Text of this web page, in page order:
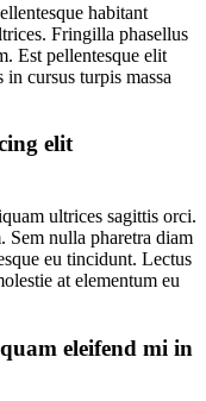
habitant
Fringilla phasellus
Est pellentesque elit
cursus turpis massa
elit
ultrices sagittis orci.
Sem nulla pharetra diam
eu tincidunt. Lectus
at elementum eu
eleifend mi in